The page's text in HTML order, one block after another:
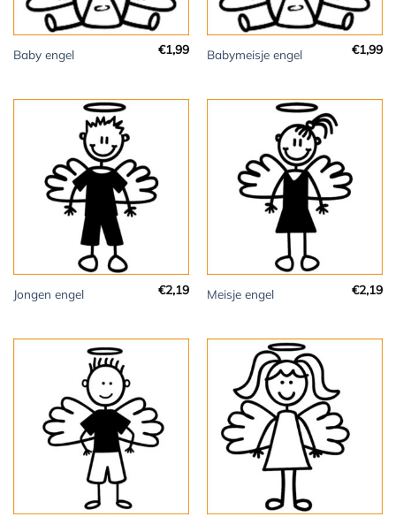
Baby engel €1,99 Babymeisje engel €1,99
Jongen engel €2,19 Meisje engel €2,19